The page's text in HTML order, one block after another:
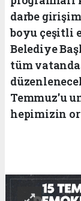
darbe
boyu çeşitli
Belediye
tüm
Temmuz'u
hepimizin